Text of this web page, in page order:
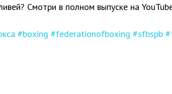
Смотри в полном выпуске на
#boxing #federationofboxing #sfbspb